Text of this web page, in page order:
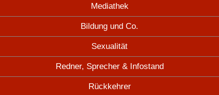
Mediathek
Bildung und Co.
Sexualität
Redner, Sprecher & Infostand
Rückkehrer